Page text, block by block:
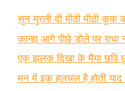
सुन मुरली दी मीठी मीठी कुक
कान्हा आगे पीछे डोले पर राधा
एक झलक दिखा के मैया छवि
मन में इक हलचल है होती